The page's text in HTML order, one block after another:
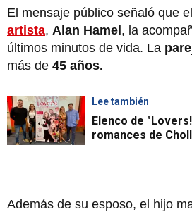
El mensaje público señaló que
artista, Alan Hamel, la
últimos minutos de vida. La
más de 45 años.
Lee también
Elenco de
romances de
Además de su esposo, el hijo